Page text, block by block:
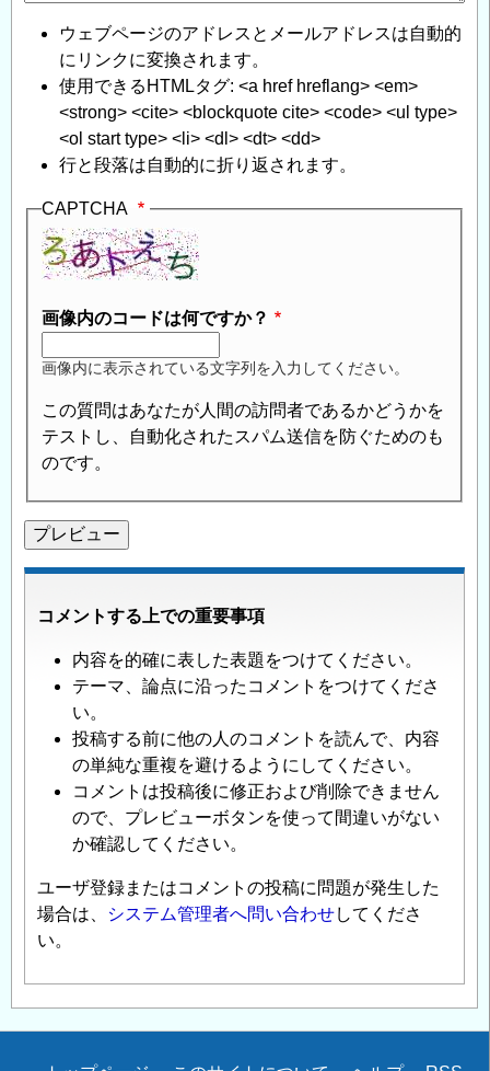
ウェブページのアドレスとメールアドレスは自動的
にリンクに変換されます。
使用できるHTMLタグ: <a href hreflang> <em>
<strong> <cite> <blockquote cite> <code> <ul type>
<ol start type> <li> <dl> <dt> <dd>
行と段落は自動的に折り返されます。
CAPTCHA
画像内のコードは何ですか？
画像内に表示されている文字列を入力してください。
この質問はあなたが人間の訪問者であるかどうかを
テストし、自動化されたスパム送信を防ぐためのも
のです。
コメントする上での重要事項
内容を的確に表した表題をつけてください。
テーマ、論点に沿ったコメントをつけてくださ
い。
投稿する前に他の人のコメントを読んで、内容
の単純な重複を避けるようにしてください。
コメントは投稿後に修正および削除できません
ので、プレビューボタンを使って間違いがない
か確認してください。
ユーザ登録またはコメントの投稿に問題が発生した
場合は、
システム管理者へ問い合わせしてくださ
い。